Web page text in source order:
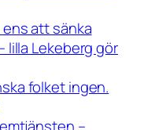
att sänka
lilla Lekeberg gör
folket ingen.